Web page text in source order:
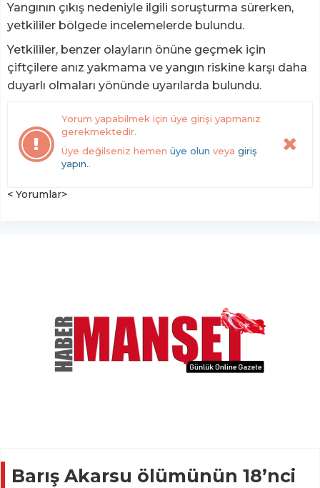
Yangının çıkış nedeniyle ilgili soruşturma sürerken,
yetkililer bölgede incelemelerde bulundu.
Yetkililer, benzer olayların önüne geçmek için
çiftçilere anız yakmama ve yangın riskine karşı daha
duyarlı olmaları yönünde uyarılarda bulundu.
Yorum yapabilmek için üye girişi yapmanız
gerekmektedir.
Üye değilseniz hemen üye olun veya giriş
yapın..
< Yorumlar>
Barış Akarsu ölümünün 18’nci